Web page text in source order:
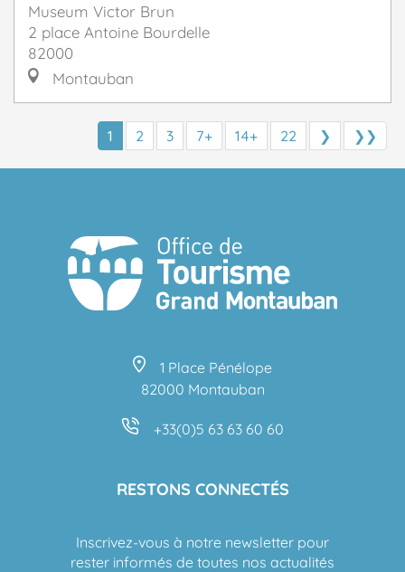
Museum Victor Brun
2 place Antoine Bourdelle
82000
Montauban
1 2 3 7+ 14+ 22 ❯ ❯❯
1 Place Pénélope
82000 Montauban
+33(0)5 63 63 60 60
RESTONS CONNECTÉS
Inscrivez-vous à notre newsletter pour
rester informés de toutes nos actualités